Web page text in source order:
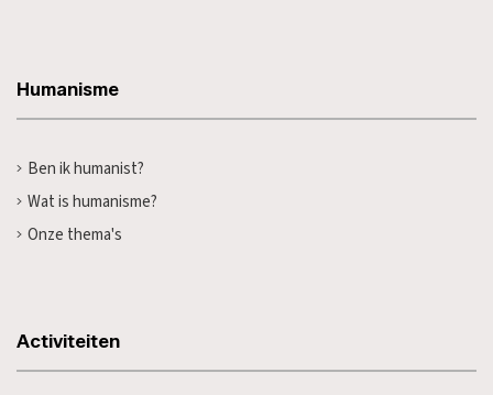
Humanisme
Ben ik humanist?
Wat is humanisme?
Onze thema's
Activiteiten